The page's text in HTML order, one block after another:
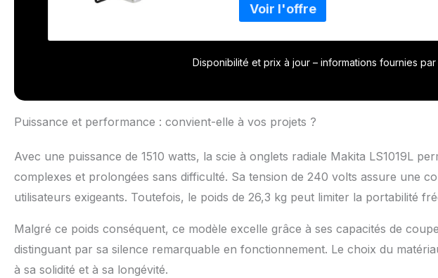
Disponibilité et prix à jour – informations fournies par
Puissance et performance : convient-elle à vos projets ?
Avec une puissance de 1510 watts, la scie à onglets radiale Makita LS1019L
complexes et prolongées sans difficulté. Sa tension de 240 volts assure une
utilisateurs exigeants. Toutefois, le poids de 26,3 kg peut limiter la portabilité
Malgré ce poids conséquent, ce modèle excelle grâce à ses capacités de
distinguant par sa silence remarquable en fonctionnement. Le choix du
à sa solidité et à sa longévité.